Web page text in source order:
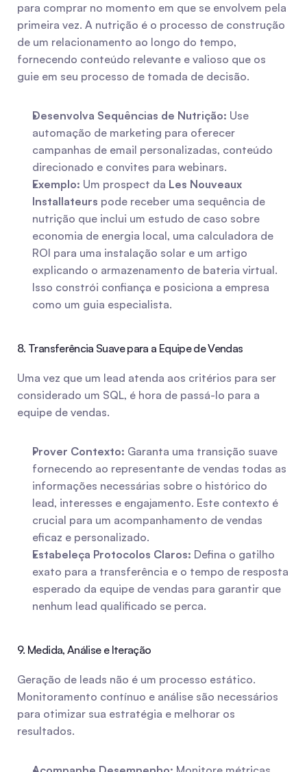
para comprar no momento em que se envolvem pela
primeira vez. A nutrição é o processo de construção
de um relacionamento ao longo do tempo,
fornecendo conteúdo relevante e valioso que os
guie em seu processo de tomada de decisão.
Desenvolva Sequências de Nutrição: Use
automação de marketing para oferecer
campanhas de email personalizadas, conteúdo
direcionado e convites para webinars.
Exemplo: Um prospect da Les Nouveaux
Installateurs pode receber uma sequência de
nutrição que inclui um estudo de caso sobre
economia de energia local, uma calculadora de
ROI para uma instalação solar e um artigo
explicando o armazenamento de bateria virtual.
Isso constrói confiança e posiciona a empresa
como um guia especialista.
8. Transferência Suave para a Equipe de Vendas
Uma vez que um lead atenda aos critérios para ser
considerado um SQL, é hora de passá-lo para a
equipe de vendas.
Prover Contexto: Garanta uma transição suave
fornecendo ao representante de vendas todas as
informações necessárias sobre o histórico do
lead, interesses e engajamento. Este contexto é
crucial para um acompanhamento de vendas
eficaz e personalizado.
Estabeleça Protocolos Claros: Defina o gatilho
exato para a transferência e o tempo de resposta
esperado da equipe de vendas para garantir que
nenhum lead qualificado se perca.
9. Medida, Análise e Iteração
Geração de leads não é um processo estático.
Monitoramento contínuo e análise são necessários
para otimizar sua estratégia e melhorar os
resultados.